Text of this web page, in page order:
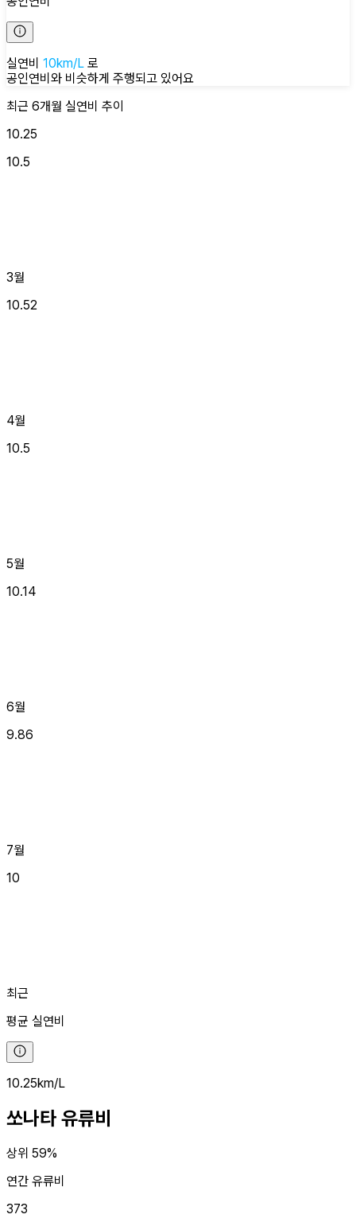
실연비 10km/L 로
공인연비와 비슷하게 주행되고 있어요
최근 6개월 실연비 추이
10.25
10.5
3월
10.52
4월
10.5
5월
10.14
6월
9.86
7월
10
최근
평균 실연비
10.25km/L
쏘나타 유류비
상위 59%
연간 유류비
373